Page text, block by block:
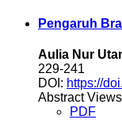
Pengaruh
Aulia Nur
229-241
DOI: https://
Abstract
PDF